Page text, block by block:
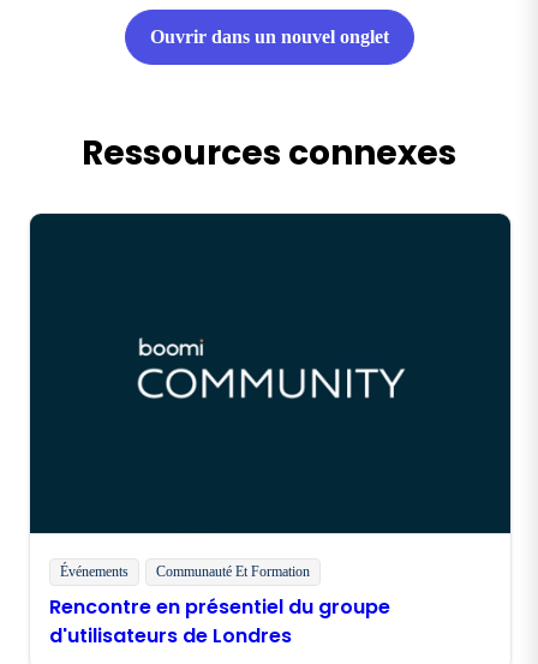
Ouvrir dans un nouvel onglet
Ressources connexes
Événements Communauté Et Formation
Rencontre en présentiel du groupe
d'utilisateurs de Londres